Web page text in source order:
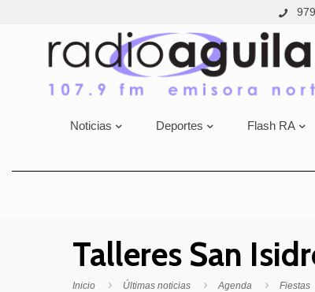
Noticias Deportes Flash RA
Talleres San
Inicio Últimas noticias Agenda Fiestas